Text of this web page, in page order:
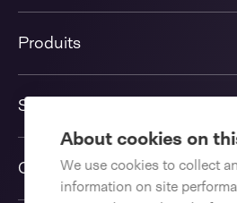
About cookies on
We use cookies to collect
information on site
Produits
Solutions
Contactez-nous